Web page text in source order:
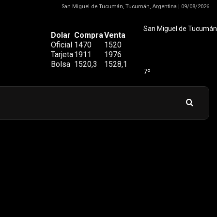
San Miguel de Tucumán, Tucumán, Argentina | 09/08/2026
Dolar CompraVenta
Oficial 1470
1520
Tarjeta1911
1976
Bolsa 1520,3 1528,1
San Miguel de Tucumán
7º